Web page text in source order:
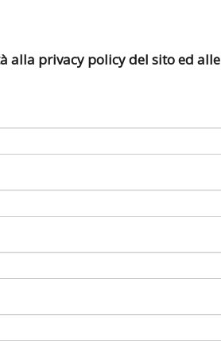
privacy policy del sito ed